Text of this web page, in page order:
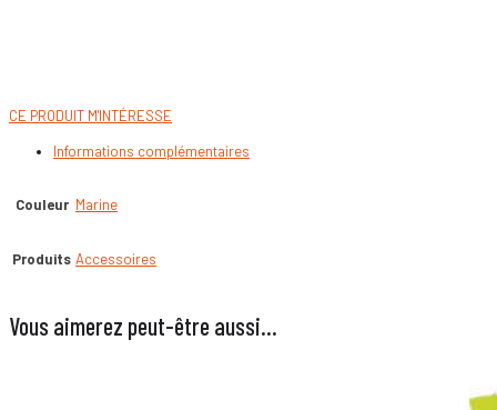
CE PRODUIT M'INTÉRESSE
Informations complémentaires
Couleur Marine
Produits Accessoires
Vous aimerez peut-être aussi…